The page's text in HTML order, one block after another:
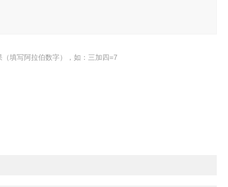
填写阿拉伯数字），如：三加四=7